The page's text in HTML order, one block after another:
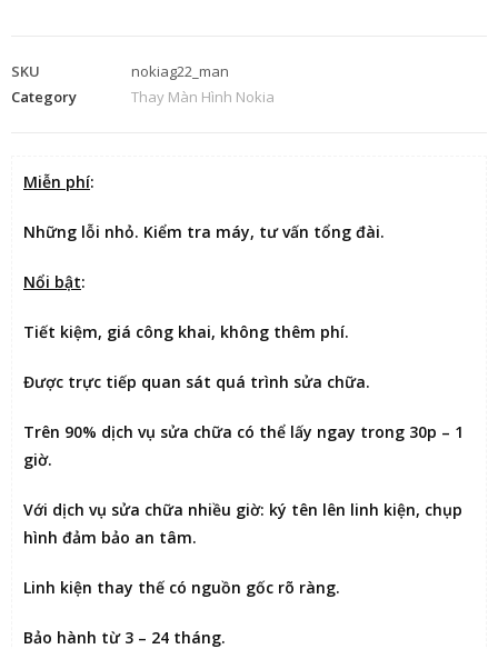
SKU
nokiag22_man
Category
Thay Màn Hình Nokia
Miễn phí:
Những lỗi nhỏ. Kiểm tra máy, tư vấn tổng đài.
Nổi bật:
Tiết kiệm, giá công khai, không thêm phí.
Được trực tiếp quan sát quá trình sửa chữa.
Trên 90% dịch vụ sửa chữa có thể lấy ngay trong 30p – 1
giờ.
Với dịch vụ sửa chữa nhiều giờ: ký tên lên linh kiện, chụp
hình đảm bảo an tâm.
Linh kiện thay thế có nguồn gốc rõ ràng.
Bảo hành từ 3 – 24 tháng.